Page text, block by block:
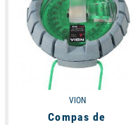
VION
Compas de